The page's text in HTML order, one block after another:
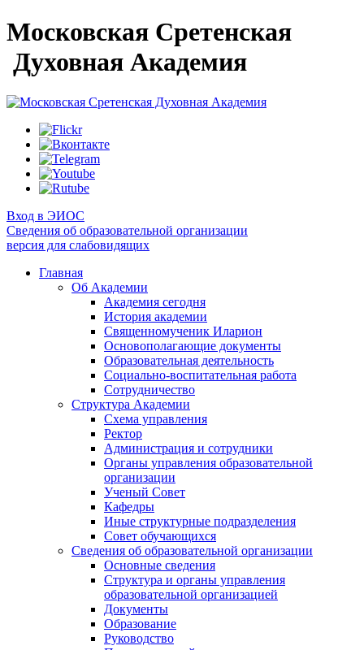
Московская Сретенская
Духовная Академия
Вход в ЭИОС
Сведения об образовательной организации
версия для слабовидящих
Главная
Об Академии
Академия сегодня
История академии
Священномученик Иларион
Основополагающие документы
Образовательная деятельность
Социально-воспитательная работа
Сотрудничество
Структура Академии
Схема управления
Ректор
Администрация и сотрудники
Органы управления образовательной
организации
Ученый Совет
Кафедры
Иные структурные подразделения
Совет обучающихся
Сведения об образовательной организации
Основные сведения
Структура и органы управления
образовательной организацией
Документы
Образование
Руководство